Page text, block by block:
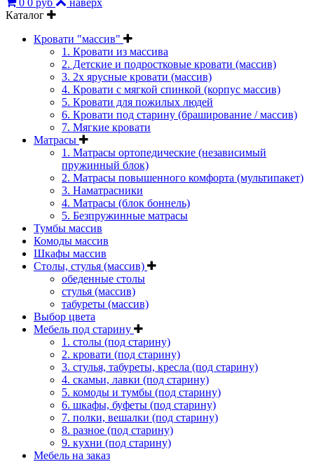
Каталог
Кровати "массив"
1. Кровати из массива
2. Детские и подростковые кровати (массив)
3. 2х ярусные кровати (массив)
4. Кровати с мягкой спинкой (корпус массив)
5. Кровати для пожилых людей
6. Кровати под старину (браширование / массив)
7. Мягкие кровати
Матрасы
1. Матрасы ортопедические (независимый
пружинный блок)
2. Матрасы повышенного комфорта (мультипакет)
3. Наматрасники
4. Матрасы (блок боннель)
5. Безпружинные матрасы
Тумбы массив
Комоды массив
Шкафы массив
Столы, стулья (массив)
обеденные столы
стулья (массив)
табуреты (массив)
Выбор цвета
Мебель под старину
1. столы (под старину)
2. кровати (под старину)
3. стулья, табуреты, кресла (под старину)
4. скамьи, лавки (под старину)
5. комоды и тумбы (под старину)
6. шкафы, буфеты (под старину)
7. полки, вешалки (под старину)
8. разное (под старину)
9. кухни (под старину)
Мебель на заказ